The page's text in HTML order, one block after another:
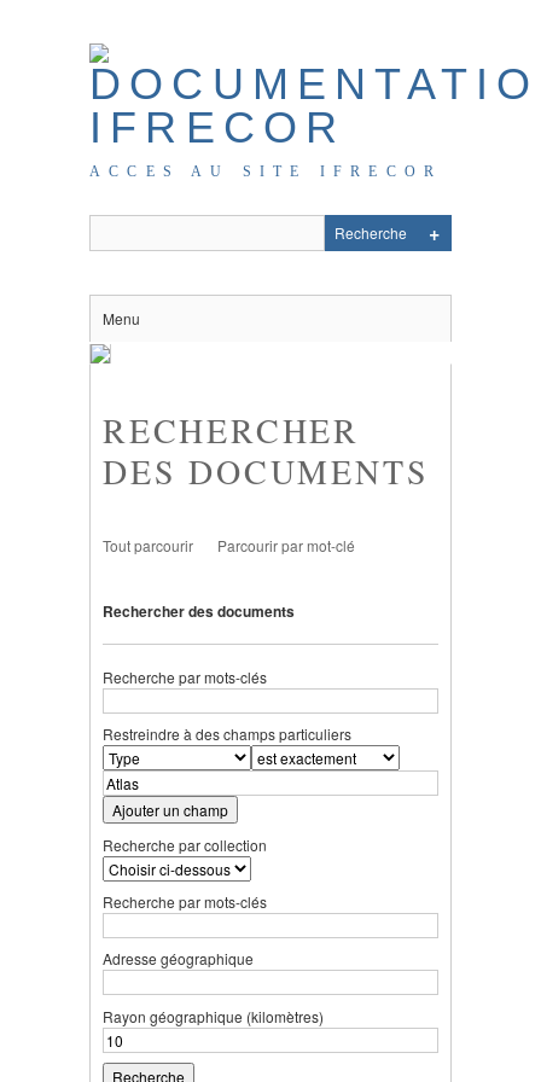
ACCES AU SITE IFRECOR
Menu
RECHERCHER
DES DOCUMENTS
Tout parcourir Parcourir par mot-clé
Rechercher des documents
Recherche par mots-clés
Restreindre à des champs particuliers
Ajouter un champ
Recherche par collection
Recherche par mots-clés
Adresse géographique
Rayon géographique (kilomètres)